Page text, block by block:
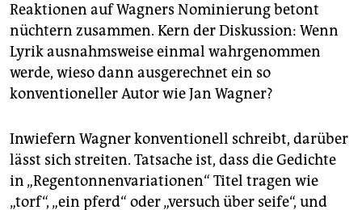
Reaktionen auf Wagners Nominierung betont
nüchtern zusammen. Kern der Diskussion: Wenn
Lyrik ausnahmsweise einmal wahrgenommen
werde, wieso dann ausgerechnet ein so
konventioneller Autor wie Jan Wagner?
Inwiefern Wagner konventionell schreibt, darüber
lässt sich streiten. Tatsache ist, dass die Gedichte
in „Regentonnenvariationen“ Titel tragen wie
„torf“, „ein pferd“ oder „versuch über seife“, und